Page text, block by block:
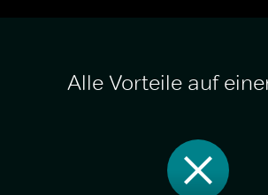
Alle Vorteile auf